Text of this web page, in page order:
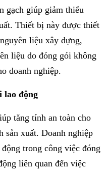
gạch giúp giảm thiểu
Thiết bị này được thiết
liệu xây dựng,
liệu do đóng gói không
doanh nghiệp.
lao động
tăng tính an toàn cho
sản xuất. Doanh nghiệp
trong công việc đóng
liên quan đến việc